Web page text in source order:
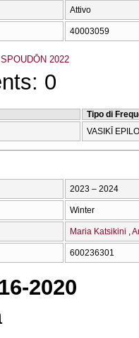
Attivo
40003059
2022
0
Tipo di
VASIKĪ
2023 – 2024
Winter
Maria Katsikini
600236301
2020